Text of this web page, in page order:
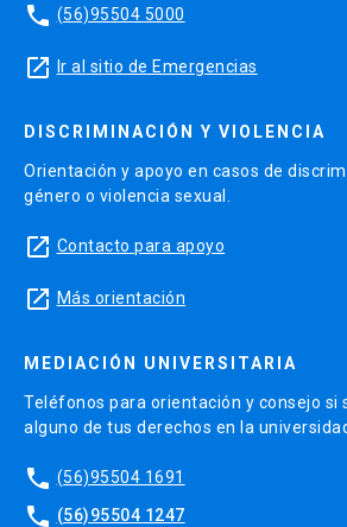
phone (56)95504 5000
launch Ir al sitio de Emergencias
DISCRIMINACIÓN Y VIOLENCIA
Orientación y apoyo en casos de
género o violencia sexual.
launch Contacto para apoyo
launch Más orientación
MEDIACIÓN UNIVERSITARIA
Teléfonos para orientación y consejo si
alguno de tus derechos en la
phone (56)95504 1691
phone (56)95504 1247